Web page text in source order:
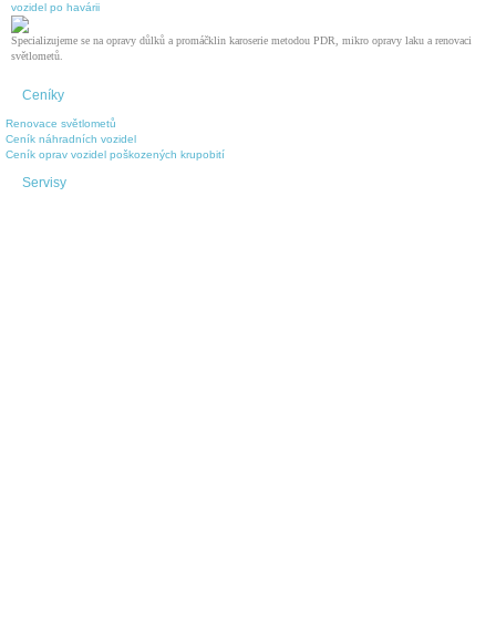
vozidel po havárii
Specializujeme se na opravy důlků a promáčklin karoserie metodou PDR, mikro opravy laku a renovaci
světlometů.
Ceníky
Renovace světlometů
Ceník náhradních vozidel
Ceník oprav vozidel poškozených krupobití
Servisy